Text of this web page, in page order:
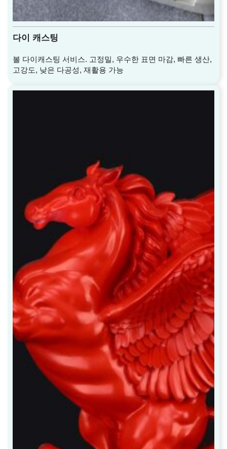
다이 캐스팅
볼 다이캐스팅 서비스. 고정밀, 우수한 표면 마감, 빠른 생산,
고강도, 낮은 다공성, 재활용 가능